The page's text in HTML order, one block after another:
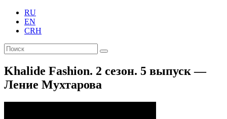
RU
EN
CRH
Khalide Fashion. 2 сезон. 5 выпуск —
Ление Мухтарова